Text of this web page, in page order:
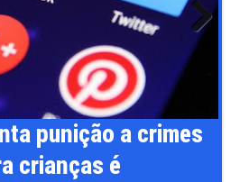
punição a crimes
crianças é
Next